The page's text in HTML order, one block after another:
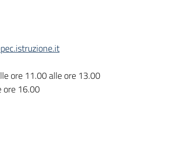
ore 11.00 alle ore 13.00
ore 16.00